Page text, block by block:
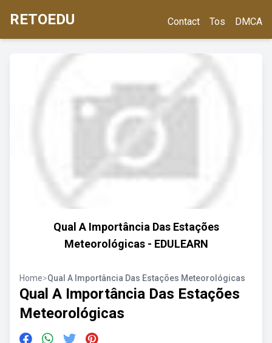
RETOEDU Contact Tos DMCA
Qual A Importância Das Estações
Meteorológicas - EDULEARN
Home>Qual A Importância Das Estações Meteorológicas
Qual A Importância Das Estações
Meteorológicas